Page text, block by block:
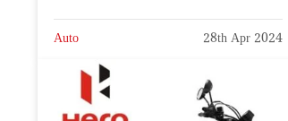
Auto 28th Apr 2024